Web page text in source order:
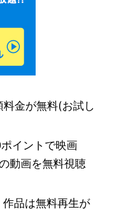
金が無料(お試し
イントで映画
動画を無料視聴
品は無料再生が